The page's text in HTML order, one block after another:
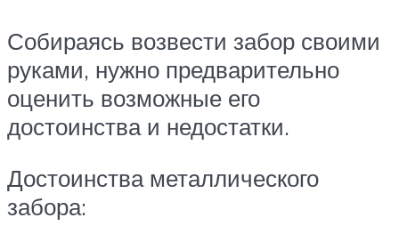
Собираясь возвести забор своими
руками, нужно предварительно
оценить возможные его
достоинства и недостатки.
Достоинства металлического
забора: